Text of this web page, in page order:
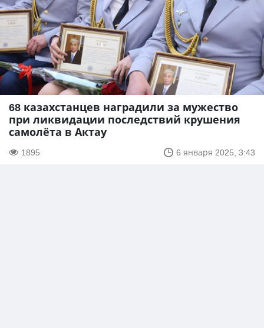
68 казахстанцев наградили за мужество
при ликвидации последствий крушения
самолёта в Актау
1895 6 января 2025, 3:43